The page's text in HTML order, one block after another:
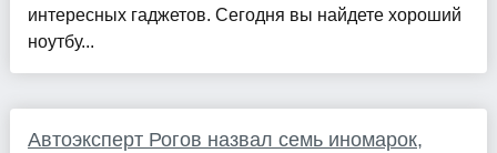
интересных гаджетов. Сегодня вы найдете хороший
ноутбу...
Автоэксперт Рогов назвал семь иномарок,